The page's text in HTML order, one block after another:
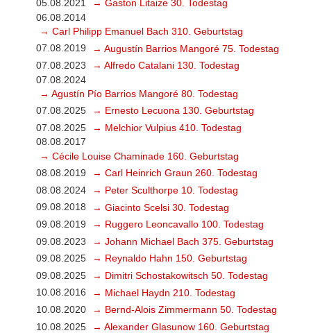
05.08.2021
→ Gaston Litaize 30. Todestag
06.08.2014
→ Carl Philipp Emanuel Bach 310. Geburtstag
07.08.2019
→ Augustín Barrios Mangoré 75. Todestag
07.08.2023
→ Alfredo Catalani 130. Todestag
07.08.2024
→ Agustín Pío Barrios Mangoré 80. Todestag
07.08.2025
→ Ernesto Lecuona 130. Geburtstag
07.08.2025
→ Melchior Vulpius 410. Todestag
08.08.2017
→ Cécile Louise Chaminade 160. Geburtstag
08.08.2019
→ Carl Heinrich Graun 260. Todestag
08.08.2024
→ Peter Sculthorpe 10. Todestag
09.08.2018
→ Giacinto Scelsi 30. Todestag
09.08.2019
→ Ruggero Leoncavallo 100. Todestag
09.08.2023
→ Johann Michael Bach 375. Geburtstag
09.08.2025
→ Reynaldo Hahn 150. Geburtstag
09.08.2025
→ Dimitri Schostakowitsch 50. Todestag
10.08.2016
→ Michael Haydn 210. Todestag
10.08.2020
→ Bernd-Alois Zimmermann 50. Todestag
10.08.2025
→ Alexander Glasunow 160. Geburtstag